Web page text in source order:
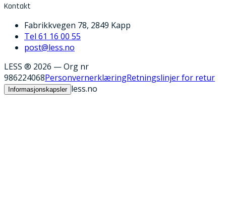
Kontakt
Fabrikkvegen 78, 2849 Kapp
Tel 61 16 00 55
post@less.no
LESS ® 2026 —Org nr
986224068PersonvernerklæringRetningslinjer for retur
Informasjonskapsler less.no